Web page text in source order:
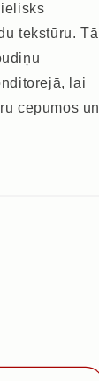
tekstūru. Tā
lai
cepumos un